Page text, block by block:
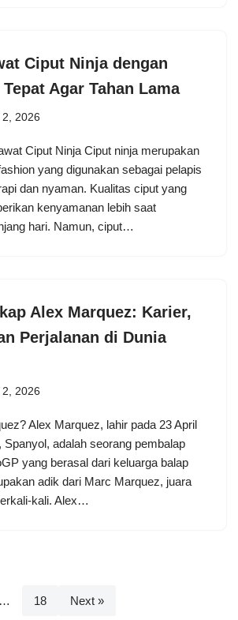
Ciput Ninja dengan
Agar Tahan Lama
2, 2026
Ciput Ninja Ciput ninja merupakan
yang digunakan sebagai pelapis
dan nyaman. Kualitas ciput yang
kenyamanan lebih saat
hari. Namun, ciput…
Alex Marquez: Karier,
Perjalanan di Dunia
2, 2026
Alex Marquez, lahir pada 23 April
Spanyol, adalah seorang pembalap
yang berasal dari keluarga balap
adik dari Marc Marquez, juara
kali. Alex…
… 18 Next »